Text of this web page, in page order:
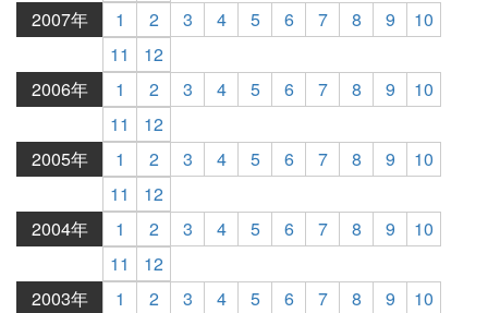
2007年 1 2 3 4 5 6 7 8 9
10
11
12
2006年
1 2 3 4 5 6 7 8 9
10
11
12
2005年
1 2 3 4 5 6 7 8 9
10
11
12
2004年
1 2 3 4 5 6 7 8 9
10
11
12
2003年
1 2 3 4 5 6 7 8 9
10